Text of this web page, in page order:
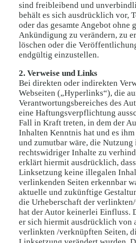
sind freibleibend und
behält es sich ausdrücklich vor,
oder das gesamte Angebot ohne
Ankündigung zu verändern, zu
löschen oder die
endgültig einzustellen.
2. Verweise und Links
Bei direkten oder indirekten
Webseiten („Hyperlinks“), die
Verantwortungsbereiches des
eine Haftungsverpflichtung
Fall in Kraft treten, in dem der
Inhalten Kenntnis hat und es
und zumutbar wäre, die Nutzung
rechtswidriger Inhalte zu
erklärt hiermit ausdrücklich,
Linksetzung keine illegalen
verlinkenden Seiten erkennbar
aktuelle und zukünftige
die Urheberschaft der
hat der Autor keinerlei Einfluss.
er sich hiermit ausdrücklich von
verlinkten /verknüpften Seiten,